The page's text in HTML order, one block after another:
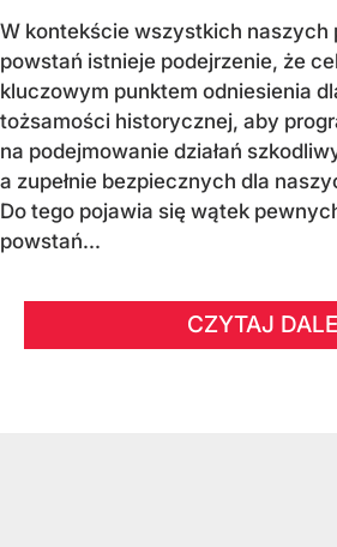
W kontekście wszystkich naszych
powstań istnieje podejrzenie, że
kluczowym punktem odniesienia
tożsamości historycznej, aby
na podejmowanie działań
a zupełnie bezpiecznych dla
Do tego pojawia się wątek
powstań...
CZYTAJ